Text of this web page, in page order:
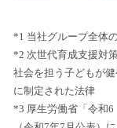
*1 当社グループ全体
*2 次世代育成支援対
社会を担う子どもが
に制定された法律
*3 厚生労働省「令和